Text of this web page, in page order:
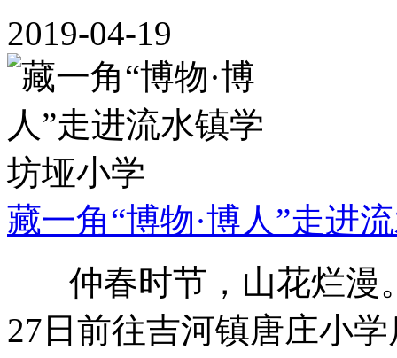
2019-04-19
藏一角“博物·博人”走进
仲春时节，山花烂漫
27日前往吉河镇唐庄小